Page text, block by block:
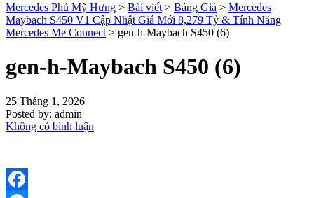
Mercedes Phú Mỹ Hưng > Bài viết > Bảng Giá > Mercedes
Maybach S450 V1 Cập Nhật Giá Mới 8,279 Tỷ & Tính Năng
Mercedes Me Connect > gen-h-Maybach S450 (6)
gen-h-Maybach S450 (6)
25 Tháng 1, 2026
Posted by: admin
Không có bình luận